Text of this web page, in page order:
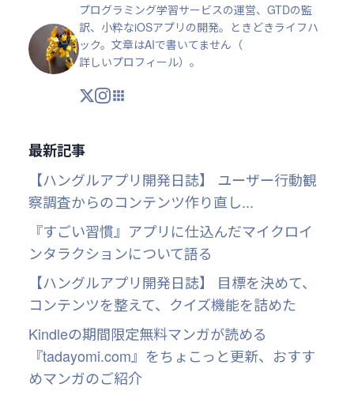
プログラミング学習サービスの運営、GTDの監
訳、小粋なiOSアプリの開発。ときどきライフハ
ック。文章はAIで書いてません（
詳しいプロフィール）。
X Instagram
アプリ・ツール
最新記事
【ハングルアプリ開発日誌】 ユーザー行動観
察調査からのコンテンツ作り直し...
『すごい習慣』アプリに仕込んだマイクロイ
ンタラクションについて語る
【ハングルアプリ開発日誌】 目標を決めて、
コンテンツを整えて、クイズ機能を詰めた
Kindleの期間限定無料マンガが読める
『tadayomi.com』をちょこっと更新、おすす
めマンガのご紹介